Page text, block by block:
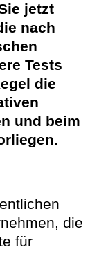
jetzt
nach
Tests
die
und beim
die
für